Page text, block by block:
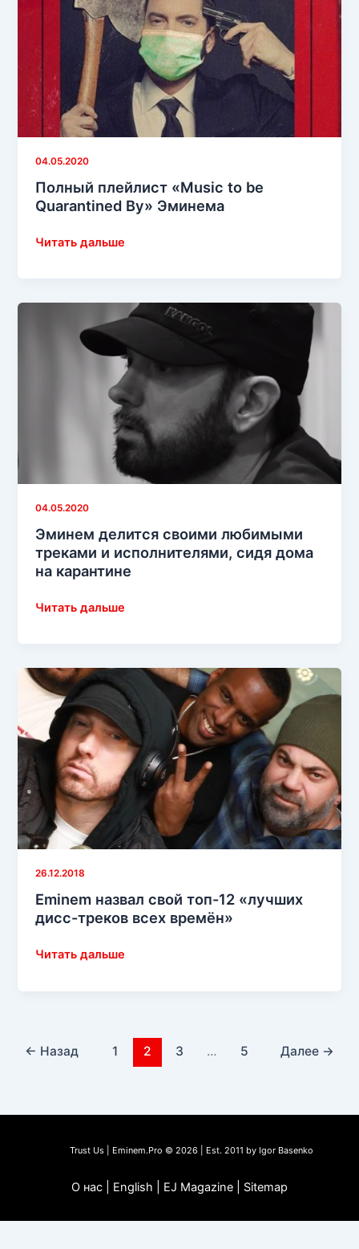
The
Barbeque
04.05.2020
Полный плейлист «Music to be
Quarantined By» Эминема
Полный
to
Quarantined
Читать дальше
04.05.2020
Эминем делится своими любимыми
треками и исполнителями, сидя дома
на карантине
Эминем
любимыми
треками
исполнителями,
сидя
дома
на
карантине
Читать дальше
26.12.2018
Eminem назвал свой топ-12 «лучших
дисс-треков всех времён»
Eminem
дисс-
Читать дальше
← Назад 1 2 3 … 5 Далее →
Trust Us | Eminem.Pro © 2026 | Est. 2011 by Igor Basenko
О нас | English | EJ Magazine | Sitemap